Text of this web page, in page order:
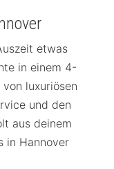
etwas
in einem 4-
luxuriösen
und den
aus deinem
in Hannover